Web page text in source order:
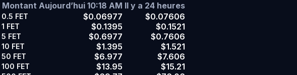
Montant Aujourd’hui 10:18 AM Il y a 24 heures
0.5 FET $0.06977 $0.07606
1 FET $0.1395 $0.1521
5 FET $0.6977 $0.7606
10 FET $1.395 $1.521
50 FET $6.977 $7.606
100 FET $13.95 $15.21